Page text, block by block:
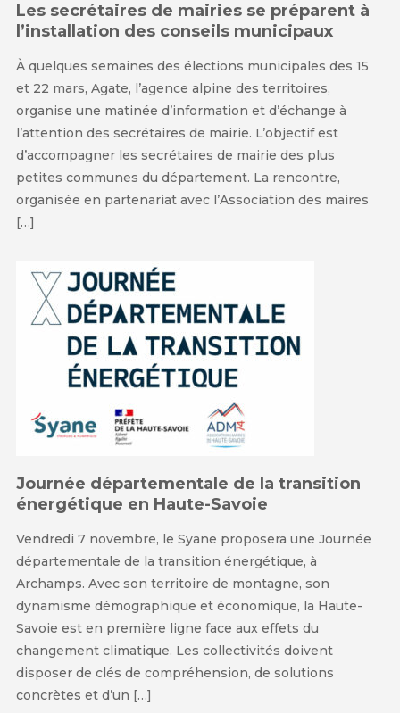
Les secrétaires de mairies se préparent à
l’installation des conseils municipaux
À quelques semaines des élections municipales des 15
et 22 mars, Agate, l’agence alpine des territoires,
organise une matinée d’information et d’échange à
l’attention des secrétaires de mairie. L’objectif est
d’accompagner les secrétaires de mairie des plus
petites communes du département. La rencontre,
organisée en partenariat avec l’Association des maires
[…]
Journée départementale de la transition
énergétique en Haute-Savoie
Vendredi 7 novembre, le Syane proposera une Journée
départementale de la transition énergétique, à
Archamps. Avec son territoire de montagne, son
dynamisme démographique et économique, la Haute-
Savoie est en première ligne face aux effets du
changement climatique. Les collectivités doivent
disposer de clés de compréhension, de solutions
concrètes et d’un […]